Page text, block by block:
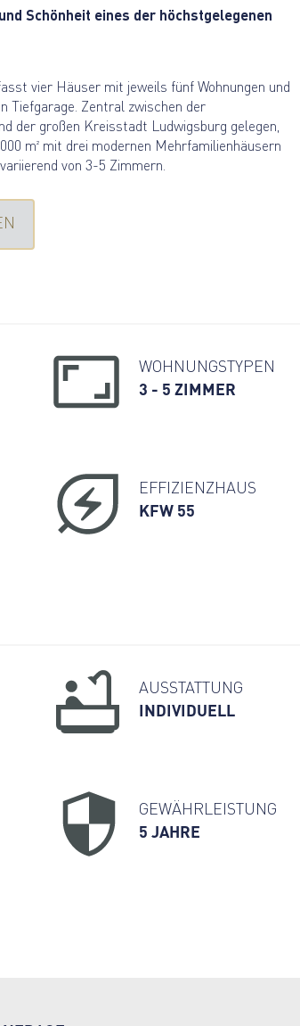
Schönheit eines der höchstgelegenen
vier Häuser mit jeweils fünf Wohnungen und
Tiefgarage. Zentral zwischen der
der großen Kreisstadt Ludwigsburg gelegen,
m² mit drei modernen Mehrfamilienhäusern
von 3-5 Zimmern.
WOHNUNGSTYPEN
3 - 5 ZIMMER
EFFIZIENZHAUS
KFW 55
AUSSTATTUNG
INDIVIDUELL
GEWÄHRLEISTUNG
5 JAHRE